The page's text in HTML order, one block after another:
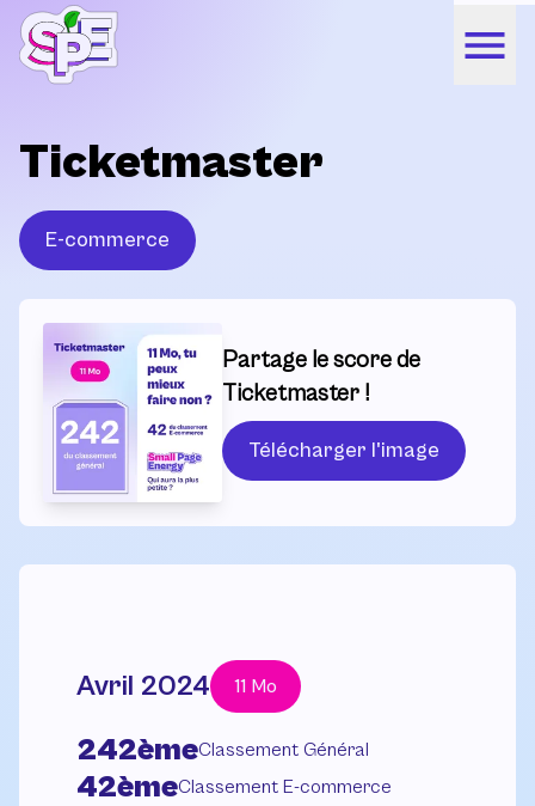
Ticketmaster
E-commerce
Partage le score de
Ticketmaster !
Télécharger l'image
Avril 2024 11 Mo
242èmeClassement Général
42èmeClassement E-commerce